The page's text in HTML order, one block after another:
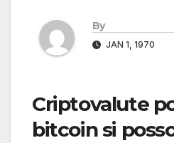
By
JAN 1, 1970
Criptovalute
bitcoin si